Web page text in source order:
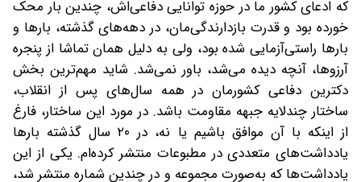
که ادعای کشور ما در حوزه توانایی دفاعی‌اش، چندین بار محک
خورده بود و قدرت بازدارندگی‌مان، در دهه‌های گذشته، بارها و
بارها راستی‌آزمایی شده بود، ولی به دلیل همان تماشا از پنجره
آرزوها، آنچه دیده می‌شد، باور نمی‌شد. شاید مهم‌ترین بخش
دکترین دفاعی کشورمان در همه سال‌های پس از انقلاب،
ساختار چندلایه جبهه مقاومت باشد. در مورد این ساختار، فارغ
از اینکه با آن موافق باشیم یا نه، در ۲۰ سال گذشته بارها
یادداشت‌های متعددی در مطبوعات منتشر کرده‌ام. یکی از این
یادداشت‌ها که به‌صورت مجموعه و در چندین شماره منتشر شد،